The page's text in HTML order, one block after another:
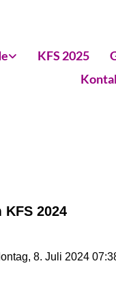
KFS 2025
KFS 2024
8. Juli 2024